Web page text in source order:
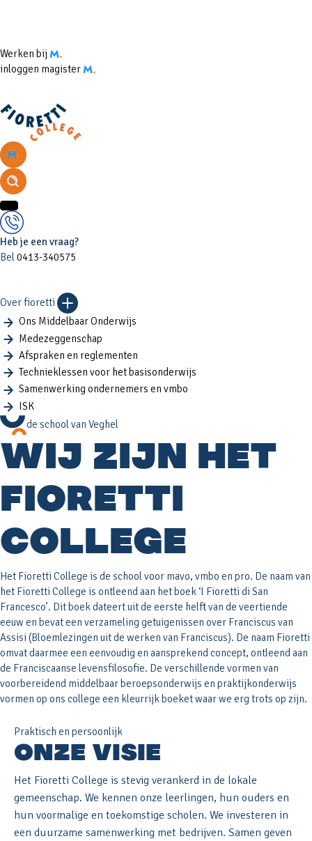
Werken bij
inloggen magister
Heb je een vraag?
Bel0413-340575
Over fioretti
Ons Middelbaar Onderwijs
Medezeggenschap
Afspraken en reglementen
Technieklessen voor het basisonderwijs
Samenwerking ondernemers en vmbo
ISK
de school van Veghel
WIJ ZIJN HET
FIORETTI
COLLEGE
Het Fioretti College is de school voor mavo, vmbo en pro. De naam van
het Fioretti College is ontleend aan het boek ‘I Fioretti di San
Francesco’. Dit boek dateert uit de eerste helft van de veertiende
eeuw en bevat een verzameling getuigenissen over Franciscus van
Assisi (Bloemlezingen uit de werken van Franciscus). De naam Fioretti
omvat daarmee een eenvoudig en aansprekend concept, ontleend aan
de Franciscaanse levensfilosofie. De verschillende vormen van
voorbereidend middelbaar beroepsonderwijs en praktijkonderwijs
vormen op ons college een kleurrijk boeket waar we erg trots op zijn.
Praktisch en persoonlijk
ONZE VISIE
Het Fioretti College is stevig verankerd in de lokale
gemeenschap. We kennen onze leerlingen, hun ouders en
hun voormalige en toekomstige scholen. We investeren in
een duurzame samenwerking met bedrijven. Samen geven